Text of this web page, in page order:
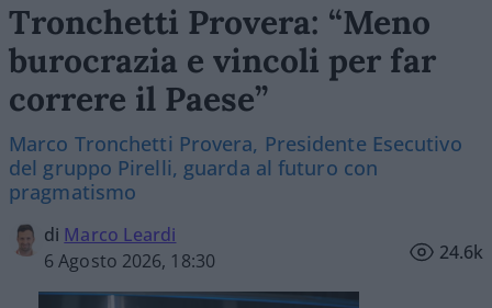
Tronchetti Provera: “Meno
burocrazia e vincoli per far
correre il Paese”
Marco Tronchetti Provera, Presidente Esecutivo
del gruppo Pirelli, guarda al futuro con
pragmatismo
di Marco Leardi
6 Agosto 2026, 18:30
24.6k